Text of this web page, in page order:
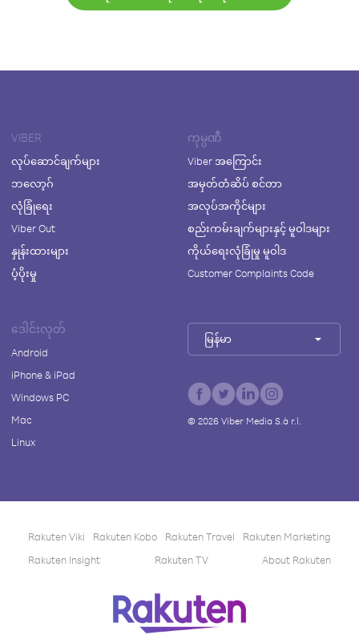
VIBER
လုပ်ဆောင်ချက်များ
ဘလော့ဂ်
လုံခြုံရေး
Viber Out
နှုန်းထားများ
ပံ့ပိုးမှု
ကုမ္ပဏီ
Viber အကြောင်း
အမှတ်တံဆိပ် စင်တာ
အလုပ်အကိုင်များ
စည်းကမ်းချက်များနှင့် မူဝါဒများ
ကိုယ်ရေးလုံခြုံမှု မူဝါဒ
Customer Complaints Code
ဒေါင်းလုတ်
Android
iPhone & iPad
Windows PC
Mac
Linux
မြန်မာ
© 2026Viber Media S.à r.l.
Rakuten Viki Rakuten Kobo Rakuten Travel
Rakuten Marketing
Rakuten Insight
Rakuten TV About Rakuten